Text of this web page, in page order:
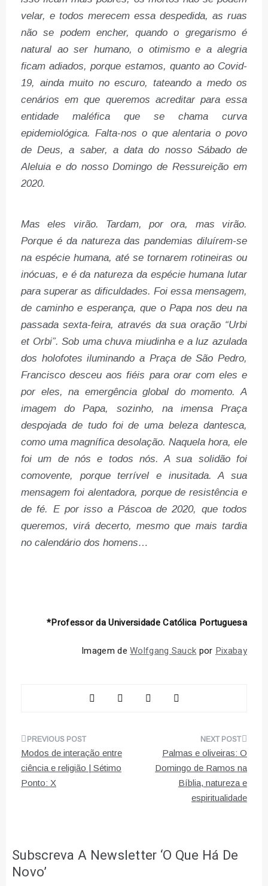
velar, e todos merecem essa despedida, as ruas
não se podem encher, quando o gregarismo é
natural ao ser humano, o otimismo e a alegria
ficam adiados, porque estamos, quanto ao Covid-
19, ainda muito no escuro, tateando a medo os
cenários em que queremos acreditar para essa
entidade maléfica que se chama curva
epidemiológica. Falta-nos o que alentaria o povo
de Deus, a saber, a data do nosso Sábado de
Aleluia e do nosso Domingo de Ressureição em
2020.
Mas eles virão. Tardam, por ora, mas virão.
Porque é da natureza das pandemias diluírem-se
na espécie humana, até se tornarem rotineiras ou
inócuas, e é da natureza da espécie humana lutar
para superar as dificuldades. Foi essa mensagem,
de caminho e esperança, que o Papa nos deu na
passada sexta-feira, através da sua oração “Urbi
et Orbi”. Sob uma chuva miudinha e a luz azulada
dos holofotes iluminando a Praça de São Pedro,
Francisco desceu aos fiéis para orar com eles e
por eles, na emergência global do momento. A
imagem do Papa, sozinho, na imensa Praça
despojada de tudo foi de uma beleza dantesca,
como uma magnífica desolação. Naquela hora, ele
foi um de nós e todos nós. A sua solidão foi
comovente, porque terrível e inusitada. A sua
mensagem foi alentadora, porque de resistência e
de fé. E por isso a Páscoa de 2020, que todos
queremos, virá decerto, mesmo que mais tardia
no calendário dos homens…
*Professor da Universidade Católica Portuguesa
Imagem deWolfgang Sauck por Pixabay
Navegação
de
artigos
Modos de interação entre
ciência e religião | Sétimo
Ponto: X
Palmas e oliveiras: O
Domingo de Ramos na
Bíblia, natureza e
espiritualidade
Subscreva A Newsletter ‘O Que Há De
Novo’